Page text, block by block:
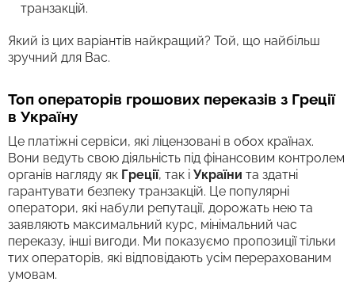
транзакцій.
Який із цих варіантів найкращий? Той, що найбільш
зручний для Вас.
Топ операторів грошових переказів з Греції
в Україну
Це платіжні сервіси, які ліцензовані в обох країнах.
Вони ведуть свою діяльність під фінансовим контролем
органів нагляду як Греції, так і України та здатні
гарантувати безпеку транзакцій. Це популярні
оператори, які набули репутації, дорожать нею та
заявляють максимальний курс, мінімальний час
переказу, інші вигоди. Ми показуємо пропозиції тільки
тих операторів, які відповідають усім перерахованим
умовам.